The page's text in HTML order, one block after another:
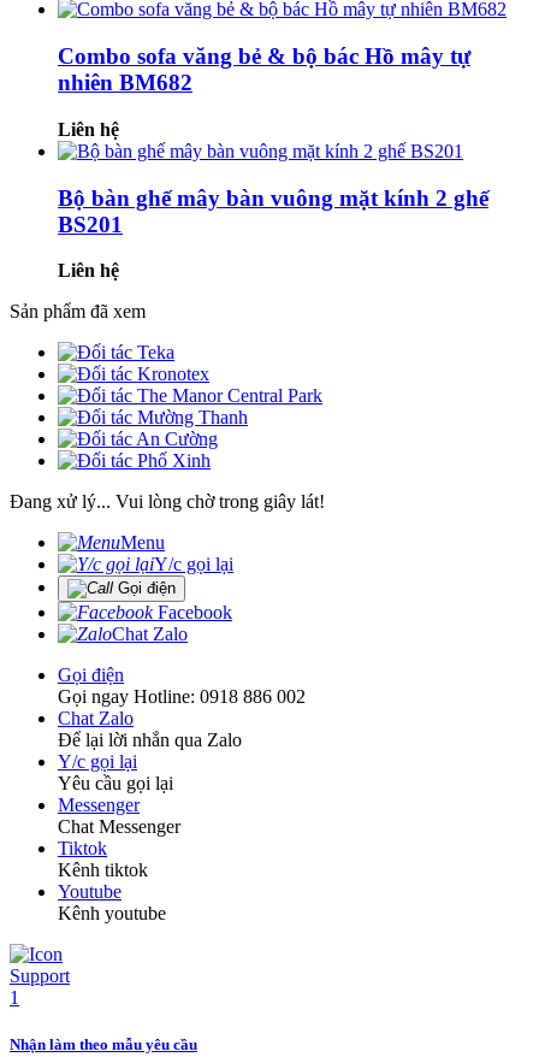
Combo sofa văng bẻ & bộ bác Hồ mây tự
nhiên BM682
Liên hệ
Bộ bàn ghế mây bàn vuông mặt kính 2 ghế
BS201
Liên hệ
Sản phẩm đã xem
Đang xử lý... Vui lòng chờ trong giây lát!
Menu
Y/c gọi lại
Gọi điện
Facebook
Chat Zalo
Gọi điện
Gọi ngay Hotline: 0918 886 002
Chat Zalo
Để lại lời nhắn qua Zalo
Y/c gọi lại
Yêu cầu gọi lại
Messenger
Chat Messenger
Tiktok
Kênh tiktok
Youtube
Kênh youtube
Nhận làm theo mẫu yêu cầu